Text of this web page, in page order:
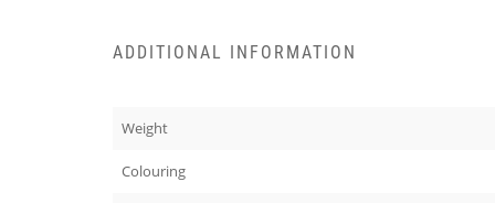
ADDITIONAL INFORMATION
Weight
Colouring